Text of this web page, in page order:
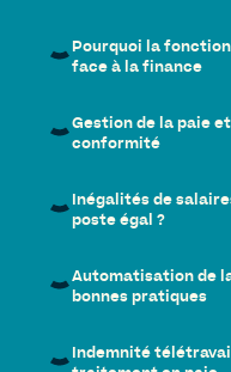
Pourquoi la
face à la finance
Gestion de la paie
conformité
Inégalités de
poste égal ?
Automatisation de
bonnes pratiques
Indemnité